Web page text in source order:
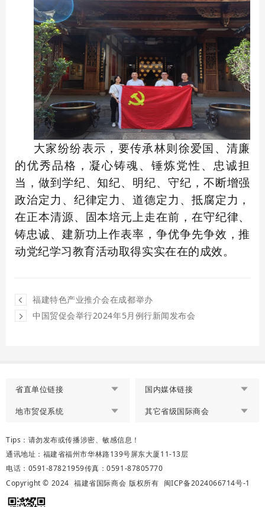
大家纷纷表示，要传承林则徐爱国、清廉
的优秀品格，凝心铸魂、锤炼党性、忠诚担
当，做到学纪、知纪、明纪、守纪，不断增强
政治定力、纪律定力、道德定力、抵腐定力，
在正本清源、固本培元上走在前，在守纪律、
铸忠诚、建新功上作表率，争优争先争效，推
动党纪学习教育活动取得实实在在的成效。
福建特色产业推介会在成都举办
中国贸促会举行2024年5月例行新闻发布会
省直单位链接 国内媒体链接
地市贸促系统 其它省级国际商会
Tips：请勿发布或传播涉密、敏感信息！
通讯地址：福建省福州市华林路139号屏东大厦11-13层
电话：0591-87821959传真：0591-87805770
Copyright © 2024 福建省国际商会 版权所有 闽ICP备2024066714号-1